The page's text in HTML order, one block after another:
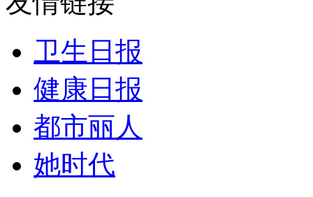
卫生日报
健康日报
都市丽人
她时代